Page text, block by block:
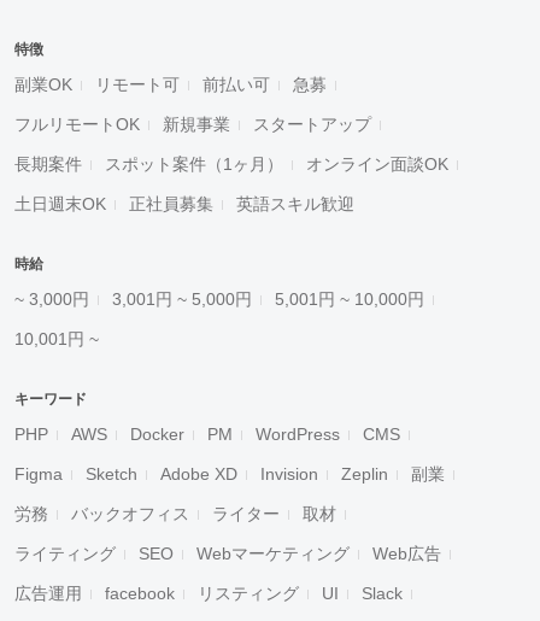
特徴
副業OK リモート可 前払い可 急募
フルリモートOK 新規事業 スタートアップ
長期案件 スポット案件（1ヶ月） オンライン面談OK
土日週末OK 正社員募集 英語スキル歓迎
時給
~ 3,000円 3,001円 ~ 5,000円 5,001円 ~ 10,000円
10,001円 ~
キーワード
PHP AWS Docker PM WordPress CMS
Figma Sketch Adobe XD Invision Zeplin 副業
労務 バックオフィス ライター 取材
ライティング SEO Webマーケティング Web広告
広告運用 facebook リスティング UI Slack